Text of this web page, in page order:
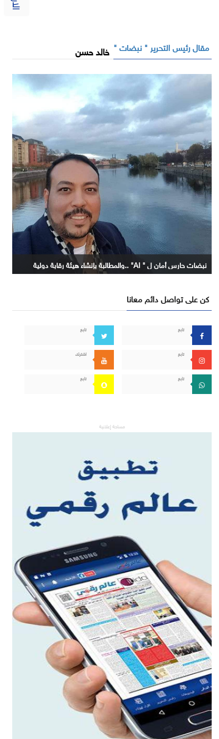
مقال رئيس التحرير " نبضات " خالد حسن
نبضات حارس أمان ل " AI" ..والمطالبة بإنشاء هيئة رقابة دولية
كن على تواصل دائم معانا
تابع تابع
تابع اشترك
تابع تابع
مساحة إعلانية